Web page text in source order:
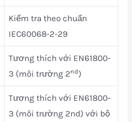
Kiểm tra theo chuẩn
IEC60068-2-29
Tương thích với EN61800-
3 (môi trường 2nd)
Tương thích với EN61800-
3 (môi trường 2nd) với bộ